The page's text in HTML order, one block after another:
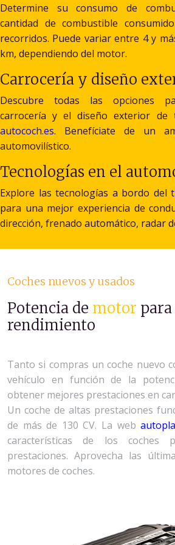
Determine su consumo de
cantidad de combustible
recorridos. Puede variar entre 4 y
km, dependiendo del motor.
Carrocería y diseño
Descubre todas las opciones
carrocería y el diseño exterior de
autococh.es. Benefíciate de un
automovilístico.
Tecnologías en el
Explore las tecnologías a bordo del
para una mejor experiencia de
dirección, frenado automático, radar
Coches nuevos y usados
Potencia de motor
rendimiento
Tanto si compras un coche nuevo
vehículo en función de la
obtener mejores prestaciones en
Un coche de altas prestaciones
de más de 130 CV. La web
características de los coches
prestaciones. Aprovecha las
motores de coches.